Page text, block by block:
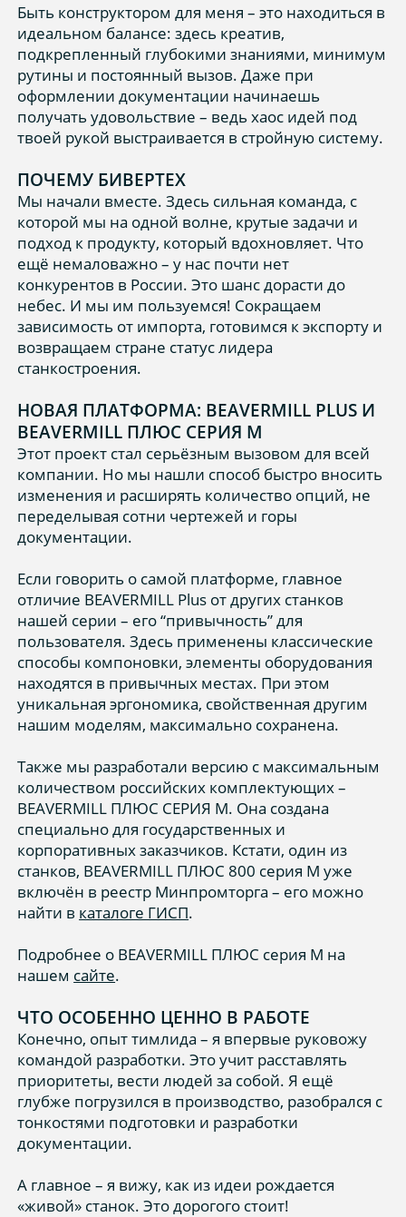
Быть конструктором для меня – это находиться в
идеальном балансе: здесь креатив,
подкрепленный глубокими знаниями, минимум
рутины и постоянный вызов. Даже при
оформлении документации начинаешь
получать удовольствие – ведь хаос идей под
твоей рукой выстраивается в стройную систему.
ПОЧЕМУ БИВЕРТЕХ
Мы начали вместе. Здесь сильная команда, с
которой мы на одной волне, крутые задачи и
подход к продукту, который вдохновляет. Что
ещё немаловажно – у нас почти нет
конкурентов в России. Это шанс дорасти до
небес. И мы им пользуемся! Сокращаем
зависимость от импорта, готовимся к экспорту и
возвращаем стране статус лидера
станкостроения.
НОВАЯ ПЛАТФОРМА: BEAVERMILL PLUS И
BEAVERMILL ПЛЮС СЕРИЯ М
Этот проект стал серьёзным вызовом для всей
компании. Но мы нашли способ быстро вносить
изменения и расширять количество опций, не
переделывая сотни чертежей и горы
документации.
Если говорить о самой платформе, главное
отличие BEAVERMILL Plus от других станков
нашей серии – его “привычность” для
пользователя. Здесь применены классические
способы компоновки, элементы оборудования
находятся в привычных местах. При этом
уникальная эргономика, свойственная другим
нашим моделям, максимально сохранена.
Также мы разработали версию с максимальным
количеством российских комплектующих –
BEAVERMILL ПЛЮС СЕРИЯ М. Она создана
специально для государственных и
корпоративных заказчиков. Кстати, один из
станков, BEAVERMILL ПЛЮС 800 серия М уже
включён в реестр Минпромторга – его можно
найти в каталоге ГИСП.
Подробнее о BEAVERMILL ПЛЮС серия М на
нашем сайте.
ЧТО ОСОБЕННО ЦЕННО В РАБОТЕ
Конечно, опыт тимлида – я впервые руковожу
командой разработки. Это учит расставлять
приоритеты, вести людей за собой. Я ещё
глубже погрузился в производство, разобрался с
тонкостями подготовки и разработки
документации.
А главное – я вижу, как из идеи рождается
«живой» станок. Это дорогого стоит!